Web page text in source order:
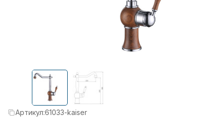
Артикул:61033-kaiser